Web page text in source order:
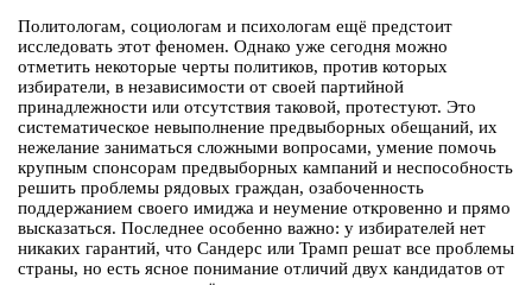
Политологам, социологам и психологам ещё предстоит
исследовать этот феномен. Однако уже сегодня можно
отметить некоторые черты политиков, против которых
избиратели, в независимости от своей партийной
принадлежности или отсутствия таковой, протестуют. Это
систематическое невыполнение предвыборных обещаний, их
нежелание заниматься сложными вопросами, умение помочь
крупным спонсорам предвыборных кампаний и неспособность
решить проблемы рядовых граждан, озабоченность
поддержанием своего имиджа и неумение откровенно и прямо
высказаться. Последнее особенно важно: у избирателей нет
никаких гарантий, что Сандерс или Трамп решат все проблемы
страны, но есть ясное понимание отличий двух кандидатов от